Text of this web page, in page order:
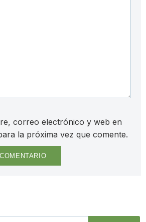
correo electrónico y web en
la próxima vez que comente.